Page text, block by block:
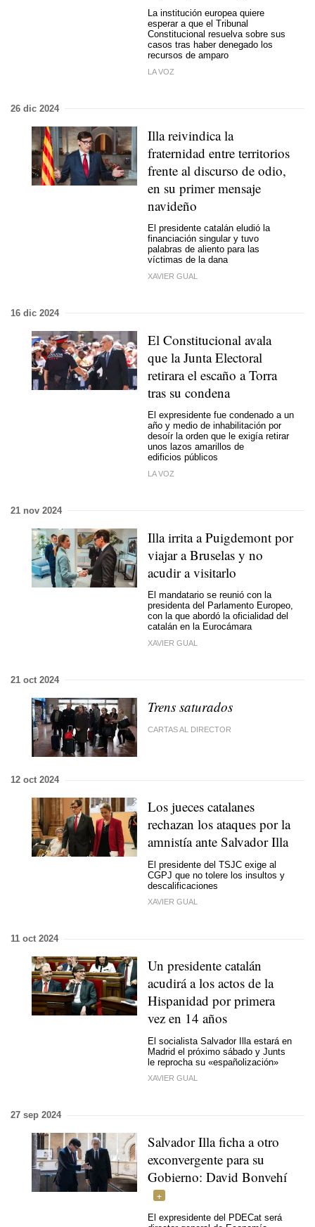
La institución europea quiere
esperar a que el Tribunal
Constitucional resuelva sobre sus
casos tras haber denegado los
recursos de amparo
LA VOZ
26 dic 2024
Illa reivindica la
fraternidad entre territorios
frente al discurso de odio,
en su primer mensaje
navideño
El presidente catalán eludió la
financiación singular y tuvo
palabras de aliento para las
víctimas de la dana
XAVIER GUAL
16 dic 2024
El Constitucional avala
que la Junta Electoral
retirara el escaño a Torra
tras su condena
El expresidente fue condenado a un
año y medio de inhabilitación por
desoír la orden que le exigía retirar
unos lazos amarillos de
edificios públicos
LA VOZ
21 nov 2024
Illa irrita a Puigdemont por
viajar a Bruselas y no
acudir a visitarlo
El mandatario se reunió con la
presidenta del Parlamento Europeo,
con la que abordó la oficialidad del
catalán en la Eurocámara
XAVIER GUAL
21 oct 2024
Trens saturados
CARTAS AL DIRECTOR
12 oct 2024
Los jueces catalanes
rechazan los ataques por la
amnistía ante Salvador Illa
El presidente del TSJC exige al
CGPJ que no tolere los insultos y
descalificaciones
XAVIER GUAL
11 oct 2024
Un presidente catalán
acudirá a los actos de la
Hispanidad por primera
vez en 14 años
El socialista Salvador Illa estará en
Madrid el próximo sábado y Junts
le reprocha su «españolización»
XAVIER GUAL
27 sep 2024
Salvador Illa ficha a otro
exconvergente para su
Gobierno: David Bonvehí
El expresidente del PDECat será